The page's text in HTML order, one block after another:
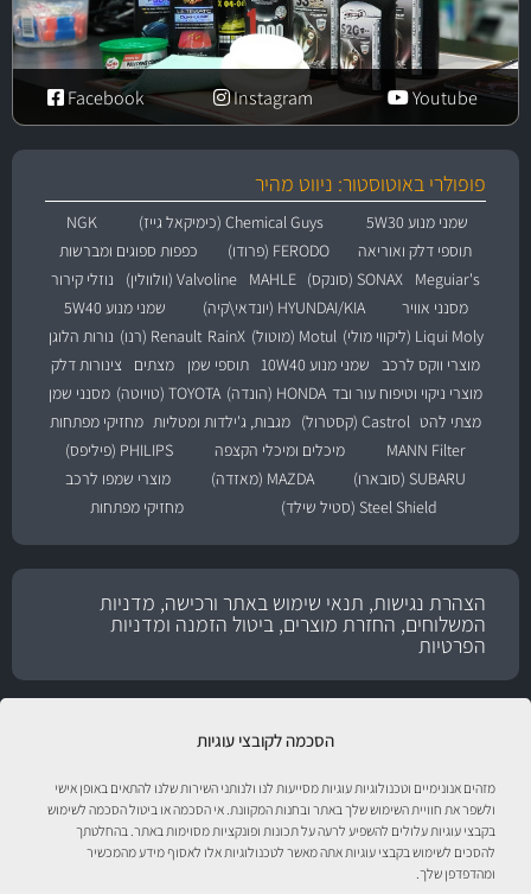
הסכמה לקובצי עוגיות
מזהים אנונימיים וטכנולוגיות עוגיות מסייעות לנו ולנותני השירות שלנו להתאים באופן אישי
ולשפר את חוויית השימוש שלך באתר ובחנות המקוונת. אי הסכמה או ביטול הסכמה לשימוש
בקבצי עוגיות עלולים להשפיע לרעה על תכונות ופונקציות מסוימות באתר. בהחלטתך
להסכים לשימוש בקבצי עוגיות אתה מאשר לטכנולוגיות אלו לאסוף מידע מהמכשיר
ומהדפדפן שלך.
Youtube
Instagram
Facebook
פופולרי באוטוסטור: ניווט מהיר
שמני מנוע 5W30 Chemical Guys (כימיקאל גייז)
NGK
תוספי דלק ואוריאה
FERODO (פרודו)
כפפות ספוגים ומברשות
Meguiar's
SONAX (סונקס) MAHLE Valvoline (וולוולין)
נוזלי קירור
מסנני אוויר
HYUNDAI/KIA (יונדאי\קיה)
שמני מנוע 5W40
Liqui Moly (ליקווי מולי)
Motul (מוטול) RainX Renault (רנו)
נורות הלוגן
מוצרי ווקס לרכב
שמני מנוע 10W40 תוספי שמן מצתים
צינורות דלק
מוצרי ניקוי וטיפוח עור ובד HONDA (הונדה) TOYOTA (טויוטה)
מסנני שמן
מצתי להט Castrol (קסטרול) מגבות, ג'ילדות ומטליות מחזיקי מפתחות
MANN Filter
מיכלים ומיכלי הקצפה
PHILIPS (פיליפס)
SUBARU (סובארו)
MAZDA (מאזדה)
מוצרי שמפו לרכב
Steel Shield (סטיל שילד)
מחזיקי מפתחות
הצהרת נגישות, תנאי שימוש באתר ורכישה, מדניות
המשלוחים, החזרת מוצרים, ביטול הזמנה ומדניות
הפרטיות